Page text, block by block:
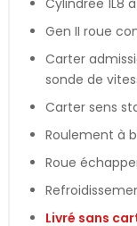
Gen II roue
Carter
sonde de
Carter sens
Roulement à
Roue
Livré sans